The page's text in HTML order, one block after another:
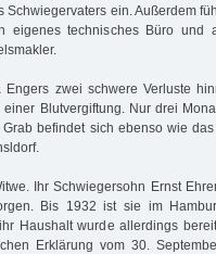
Schwiegervaters ein. Außerdem
eigenes technisches Büro und
zwei schwere Verluste
Blutvergiftung. Nur drei
befindet sich ebenso wie
Ihr Schwiegersohn Ernst
Bis 1932 ist sie im
Haushalt wurde allerdings
Erklärung vom 30.